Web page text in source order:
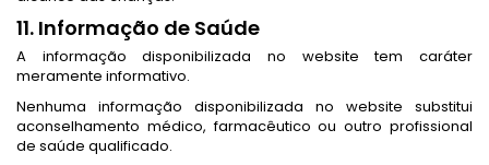
11. Informação de Saúde
A informação disponibilizada no website tem caráter
meramente informativo.
Nenhuma informação disponibilizada no website substitui
aconselhamento médico, farmacêutico ou outro profissional
de saúde qualificado.